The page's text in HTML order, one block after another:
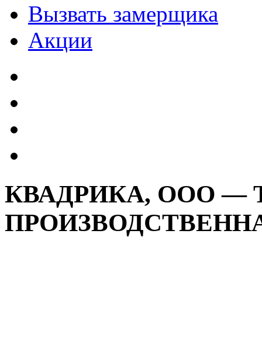
Вызвать замерщика
Акции
КВАДРИКА, ООО —